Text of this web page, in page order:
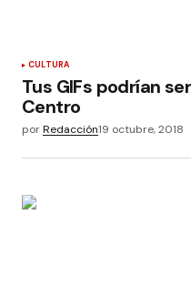
CULTURA
Tus GIFs podrían
Centro
porRedacción19 octubre, 2018